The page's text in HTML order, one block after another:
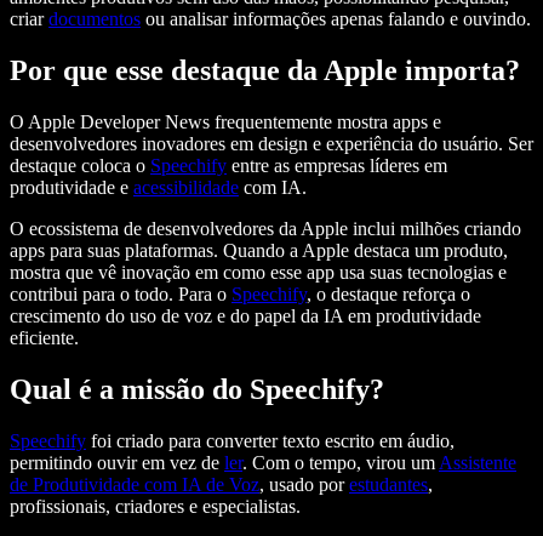
criardocumentos ou analisar informações apenas falando e ouvindo.
Por que esse destaque da Apple importa?
O Apple Developer News frequentemente mostra apps e
desenvolvedores inovadores em design e experiência do usuário. Ser
destaque coloca o Speechify entre as empresas líderes em
produtividade e acessibilidade com IA.
O ecossistema de desenvolvedores da Apple inclui milhões criando
apps para suas plataformas. Quando a Apple destaca um produto,
mostra que vê inovação em como esse app usa suas tecnologias e
contribui para o todo. Para o Speechify, o destaque reforça o
crescimento do uso de voz e do papel da IA em produtividade
eficiente.
Qual é a missão do Speechify?
Speechify foi criado para converter texto escrito em áudio,
permitindo ouvir em vez de ler. Com o tempo, virou um Assistente
de Produtividade com IA de Voz, usado porestudantes,
profissionais, criadores e especialistas.